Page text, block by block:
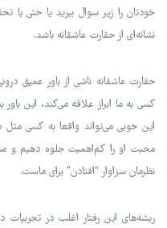
خودتان را زیر سوال ببرید یا حتی با
نشانه‌ای از حقارت عاشقانه باشد.
حقارت عاشقانه ناشی از باور عمیق
کسی به ما ابراز علاقه می‌کند، این
این خوبی می‌تواند واقعا به کسی
محبت او را کم‌اهمیت جلوه دهیم و
نظرمان سزاوار “افتادن” برای ماست.
ریشه‌های این رفتار اغلب در